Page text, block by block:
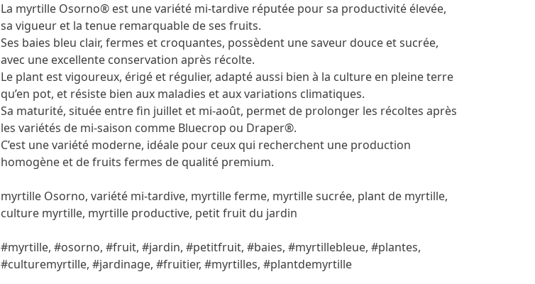
La myrtille Osorno® est une variété mi-tardive réputée pour sa productivité élevée,
sa vigueur et la tenue remarquable de ses fruits.
Ses baies bleu clair, fermes et croquantes, possèdent une saveur douce et sucrée,
avec une excellente conservation après récolte.
Le plant est vigoureux, érigé et régulier, adapté aussi bien à la culture en pleine terre
qu’en pot, et résiste bien aux maladies et aux variations climatiques.
Sa maturité, située entre fin juillet et mi-août, permet de prolonger les récoltes après
les variétés de mi-saison comme Bluecrop ou Draper®.
C’est une variété moderne, idéale pour ceux qui recherchent une production
homogène et de fruits fermes de qualité premium.
myrtille Osorno, variété mi-tardive, myrtille ferme, myrtille sucrée, plant de myrtille,
culture myrtille, myrtille productive, petit fruit du jardin
#myrtille, #osorno, #fruit, #jardin, #petitfruit, #baies, #myrtillebleue, #plantes,
#culturemyrtille, #jardinage, #fruitier, #myrtilles, #plantdemyrtille